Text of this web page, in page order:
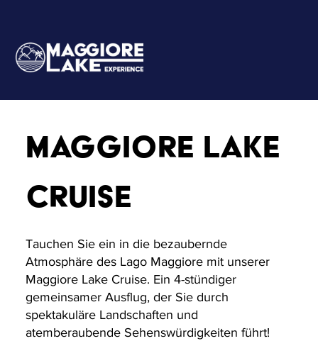
MAGGIORE LAKE
CRUISE
Tauchen Sie ein in die bezaubernde
Atmosphäre des Lago Maggiore mit unserer
Maggiore Lake Cruise. Ein 4-stündiger
gemeinsamer Ausflug, der Sie durch
spektakuläre Landschaften und
atemberaubende Sehenswürdigkeiten führt!